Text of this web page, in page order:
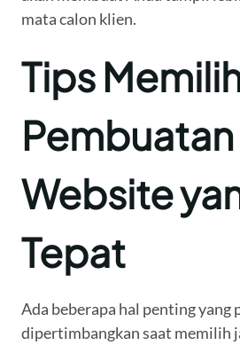
mata calon klien.
Tips
Pembuatan
Website
Tepat
Ada beberapa hal penting yang
dipertimbangkan saat memilih